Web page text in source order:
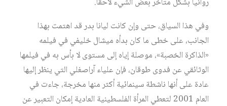
وفي هذا السياق، حتى وإن كانت ليانا بدر قد اهتمت بهذا
الجانب، على خطى ما كان بدأه ميشال خليفي في فيلمه
«الذاكرة الخصبة»، موصلة إياه إلى مستوى لا بأس به في فيلمها
الوثائقي عن فدوى طوقان، فإن علياء آراصغلي التي ينظر إليها
عادة على أنها ناشطة سينمائية أكثر منها مخرجة، جاءت في
العام 2001 لتعطي المرأة الفلسطينية العادية إمكان التعبير عن